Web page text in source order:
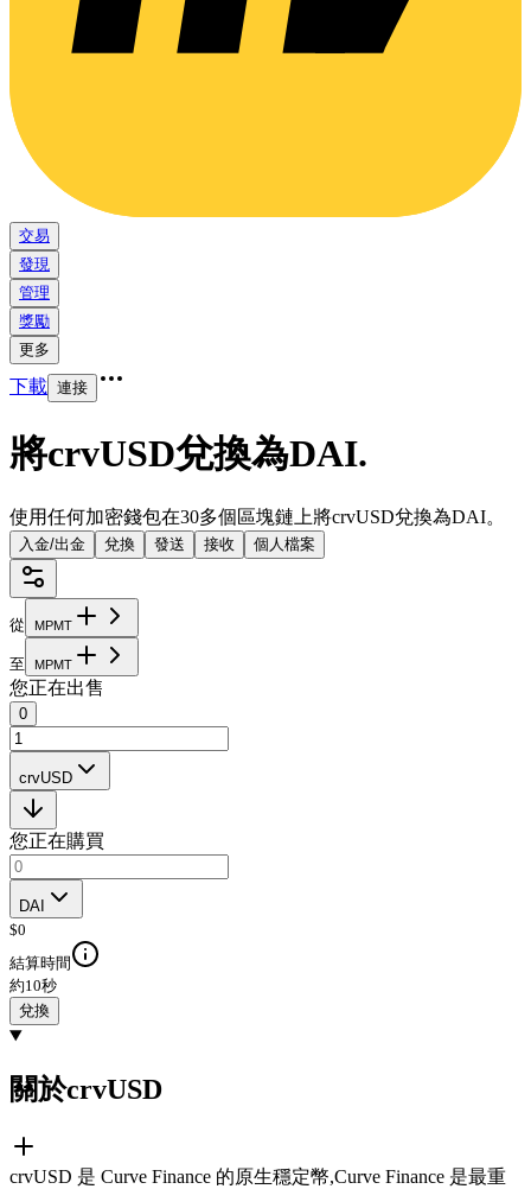
交易
發現
管理
獎勵
更多
下載 連接
將crvUSD兌換為DAI.
使用任何加密錢包在30多個區塊鏈上將crvUSD兌換為DAI。
入金/出金 兌換 發送 接收 個人檔案
從 MPMT
至 MPMT
您正在出售
0
crvUSD
您正在購買
DAI
$0
結算時間
約10秒
兌換
關於crvUSD
crvUSD 是 Curve Finance 的原生穩定幣,Curve Finance 是最重